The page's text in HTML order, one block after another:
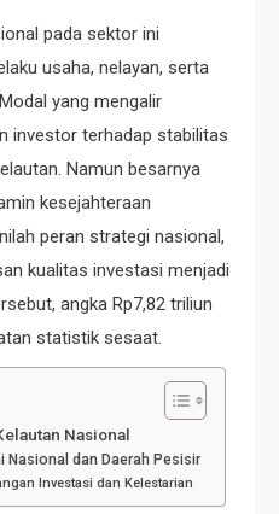
pada sektor ini
usaha, nelayan, serta
yang mengalir
investor terhadap stabilitas
Namun besarnya
kesejahteraan
peran strategi nasional,
kualitas investasi menjadi
angka Rp7,82 triliun
statistik sesaat.
Nasional
Nasional dan Daerah Pesisir
Investasi dan Kelestarian